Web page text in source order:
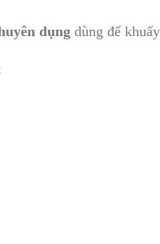
dụng dùng để